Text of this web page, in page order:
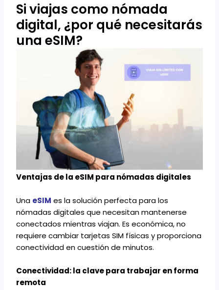
Si viajas como nómada
digital, ¿por qué necesitarás
una eSIM?
Ventajas de la eSIM para nómadas digitales
Una eSIM es la solución perfecta para los
nómadas digitales que necesitan mantenerse
conectados mientras viajan. Es económica, no
requiere cambiar tarjetas SIM físicas y proporciona
conectividad en cuestión de minutos.
Conectividad: la clave para trabajar en forma
remota